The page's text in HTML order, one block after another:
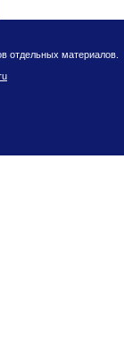
отдельных материалов.